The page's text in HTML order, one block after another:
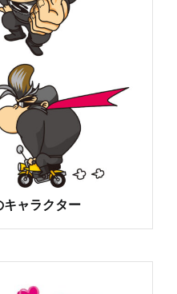
ャラクター